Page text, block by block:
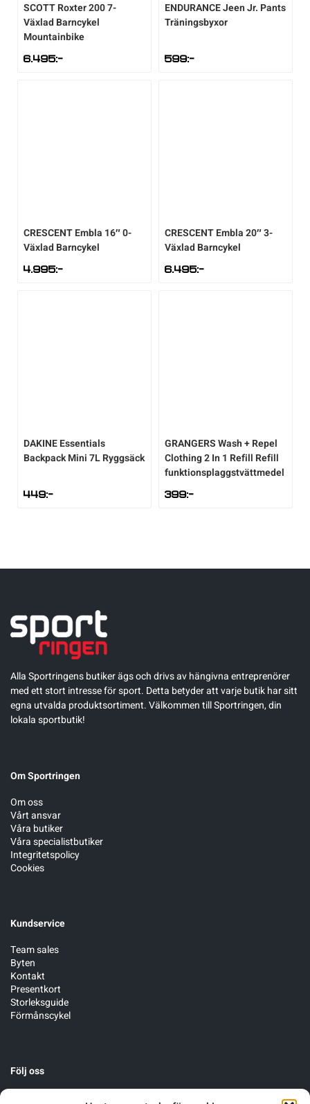
SCOTTRoxter 200 7-
Växlad Barncykel
Mountainbike
6.495:-
ENDURANCEJeen Jr. Pants
Träningsbyxor
599:-
CRESCENTEmbla 16″ 0-
Växlad Barncykel
4.995:-
CRESCENTEmbla 20″ 3-
Växlad Barncykel
6.495:-
DAKINEEssentials
Backpack Mini 7L Ryggsäck
449:-
GRANGERSWash + Repel
Clothing 2 In 1 Refill Refill
funktionsplaggstvättmedel
399:-
Alla Sportringens butiker ägs och drivs av hängivna entreprenörer
med ett stort intresse för sport. Detta betyder att varje butik har sitt
egna utvalda produktsortiment. Välkommen till Sportringen, din
lokala sportbutik!
Om Sportringen
Om oss
Vårt ansvar
Våra butiker
Våra specialistbutiker
Integritetspolicy
Cookies
Kundservice
Team sales
Byten
Kontakt
Presentkort
Storleksguide
Förmånscykel
Följ oss